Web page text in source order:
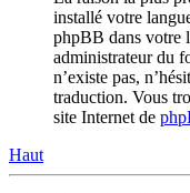
installé votre
phpBB dans votre
administrateur du
n’existe pas,
traduction. Vous
site Internet de
Haut